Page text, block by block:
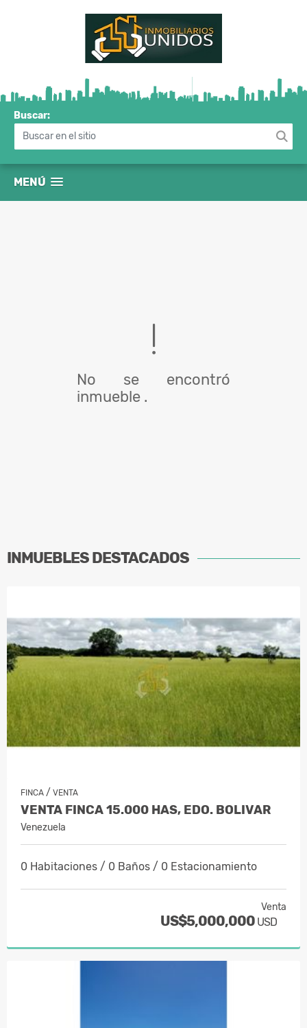
Buscar:
MENÚ
No se encontró
inmueble .
INMUEBLESDESTACADOS
FINCA / VENTA
VENTA FINCA 15.000 HAS, EDO. BOLIVAR
Venezuela
0 Habitaciones / 0 Baños / 0 Estacionamiento
Venta
US$5,000,000 USD